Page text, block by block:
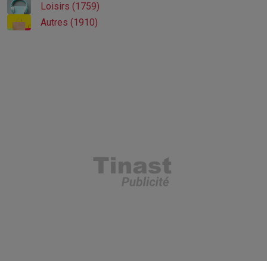
Loisirs (1759)
Autres (1910)